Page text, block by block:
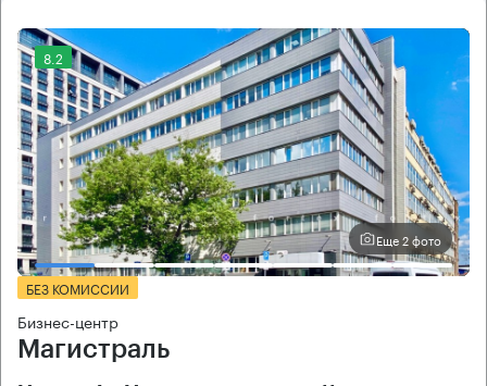
8.2
Еще 2 фото
БЕЗ КОМИССИИ
Бизнес-центр
Магистраль